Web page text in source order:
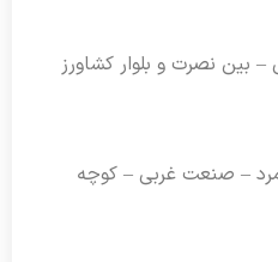
– بین نصرت و بلوار کشاورز
– صنعت غربی – کوچه